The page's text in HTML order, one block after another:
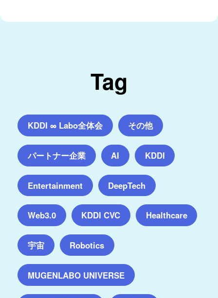
Tag
KDDI ∞ Labo全体会 その他
パートナー企業 AI KDDI
Entertainment DeepTech
Web3.0 KDDI CVC Healthcare
宇宙 Robotics
MUGENLABO UNIVERSE